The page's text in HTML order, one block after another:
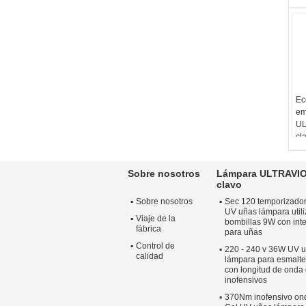
Sobre nosotros
Sobre nosotros
Viaje de la
fábrica
Control de
calidad
Lámpara
clavo
Sec 120
UV uñas lámpara
bombillas 9W con
para uñas
220 - 240 v 36W UV
lámpara para
con longitud de onda
inofensivos
370Nm inofensivo